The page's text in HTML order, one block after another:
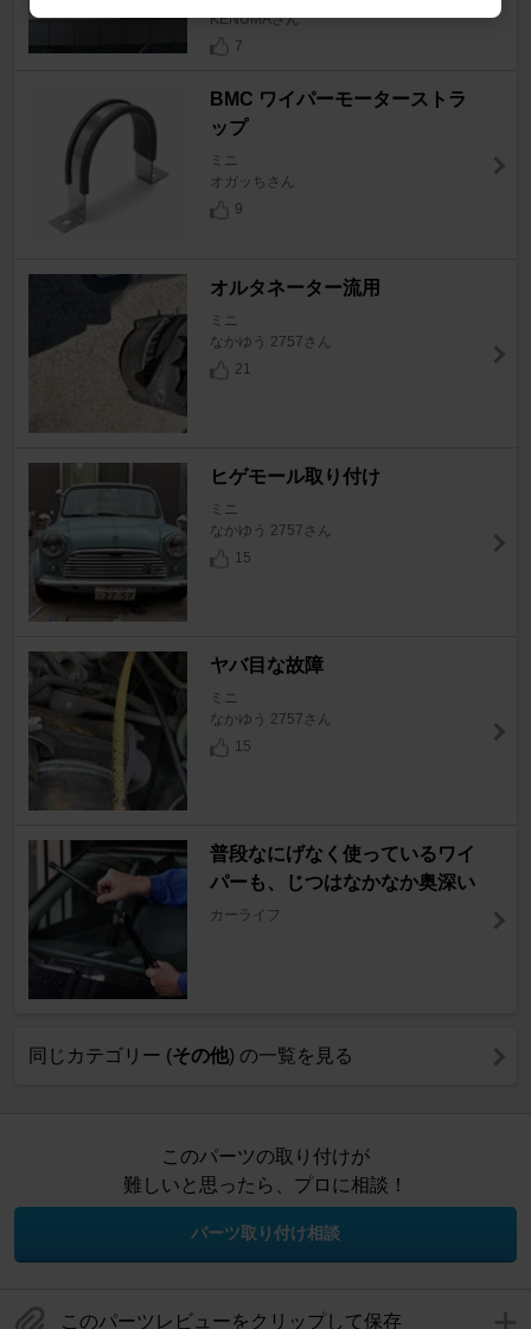
KENUMAさん
7
BMC ワイパーモーターストラ
ップ
ミニ
オガッちさん
9
オルタネーター流用
ミニ
なかゆう 2757さん
21
ヒゲモール取り付け
ミニ
なかゆう 2757さん
15
ヤバ目な故障
ミニ
なかゆう 2757さん
15
普段なにげなく使っているワイ
パーも、じつはなかなか奥深い
カーライフ
同じカテゴリー (その他) の一覧を見る
このパーツの取り付けが
難しいと思ったら、プロに相談！
パーツ取り付け相談
このパーツレビューをクリップして保存